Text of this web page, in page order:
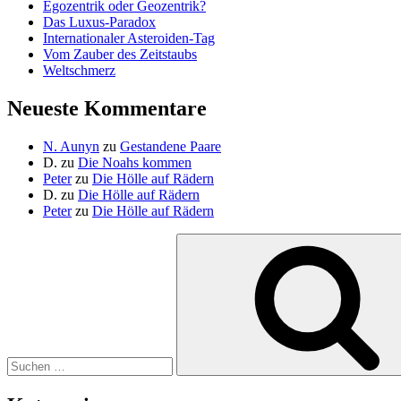
Egozentrik oder Geozentrik?
Das Luxus-Paradox
Internationaler Asteroiden-Tag
Vom Zauber des Zeitstaubs
Weltschmerz
Neueste Kommentare
N. Aunyn zu Gestandene Paare
D. zu Die Noahs kommen
Peterzu Die Hölle auf Rädern
D. zu Die Hölle auf Rädern
Peterzu Die Hölle auf Rädern